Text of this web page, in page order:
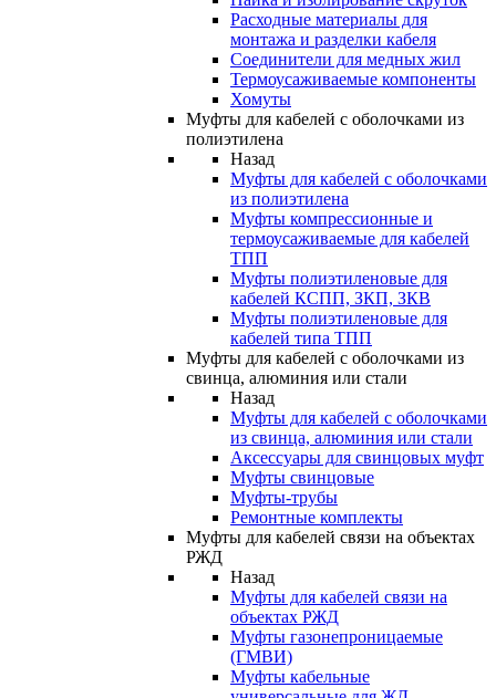
Расходные материалы для
монтажа и разделки кабеля
Соединители для медных жил
Термоусаживаемые компоненты
Хомуты
Муфты для кабелей с оболочками из
полиэтилена
Назад
Муфты для кабелей с оболочками
из полиэтилена
Муфты компрессионные и
термоусаживаемые для кабелей
ТПП
Муфты полиэтиленовые для
кабелей КСПП, ЗКП, ЗКВ
Муфты полиэтиленовые для
кабелей типа ТПП
Муфты для кабелей с оболочками из
свинца, алюминия или стали
Назад
Муфты для кабелей с оболочками
из свинца, алюминия или стали
Аксессуары для свинцовых муфт
Муфты свинцовые
Муфты-трубы
Ремонтные комплекты
Муфты для кабелей связи на объектах
РЖД
Назад
Муфты для кабелей связи на
объектах РЖД
Муфты газонепроницаемые
(ГМВИ)
Муфты кабельные